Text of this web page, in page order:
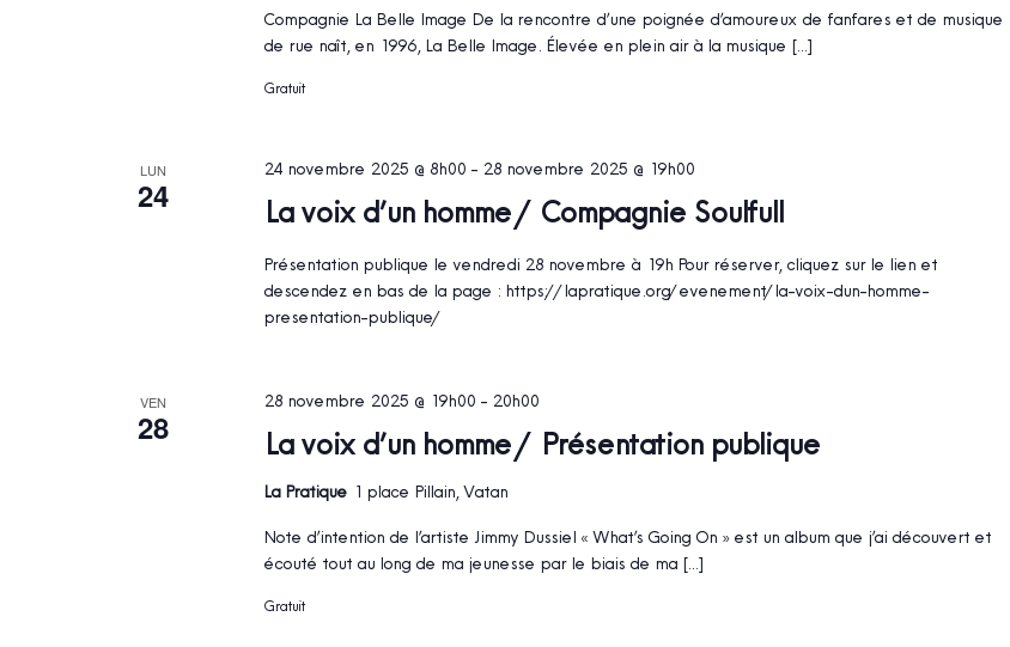
Compagnie La Belle Image De la rencontre d’une poignée d’amoureux de fanfares et de musique
de rue naît, en 1996, La Belle Image. Élevée en plein air à la musique […]
Gratuit
LUN
24 La voix d’un homme / Compagnie Soulfull
24 novembre 2025 @ 8h00- 28 novembre 2025 @ 19h00
Présentation publique le vendredi 28 novembre à 19h Pour réserver, cliquez sur le lien et
descendez en bas de la page : https://lapratique.org/evenement/la-voix-dun-homme-
presentation-publique/
VEN
28 La voix d’un homme / Présentation publique
28 novembre 2025 @ 19h00- 20h00
La Pratique 1 place Pillain, Vatan
Note d’intention de l’artiste Jimmy Dussiel « What’s Going On » est un album que j’ai découvert et
écouté tout au long de ma jeunesse par le biais de ma […]
Gratuit